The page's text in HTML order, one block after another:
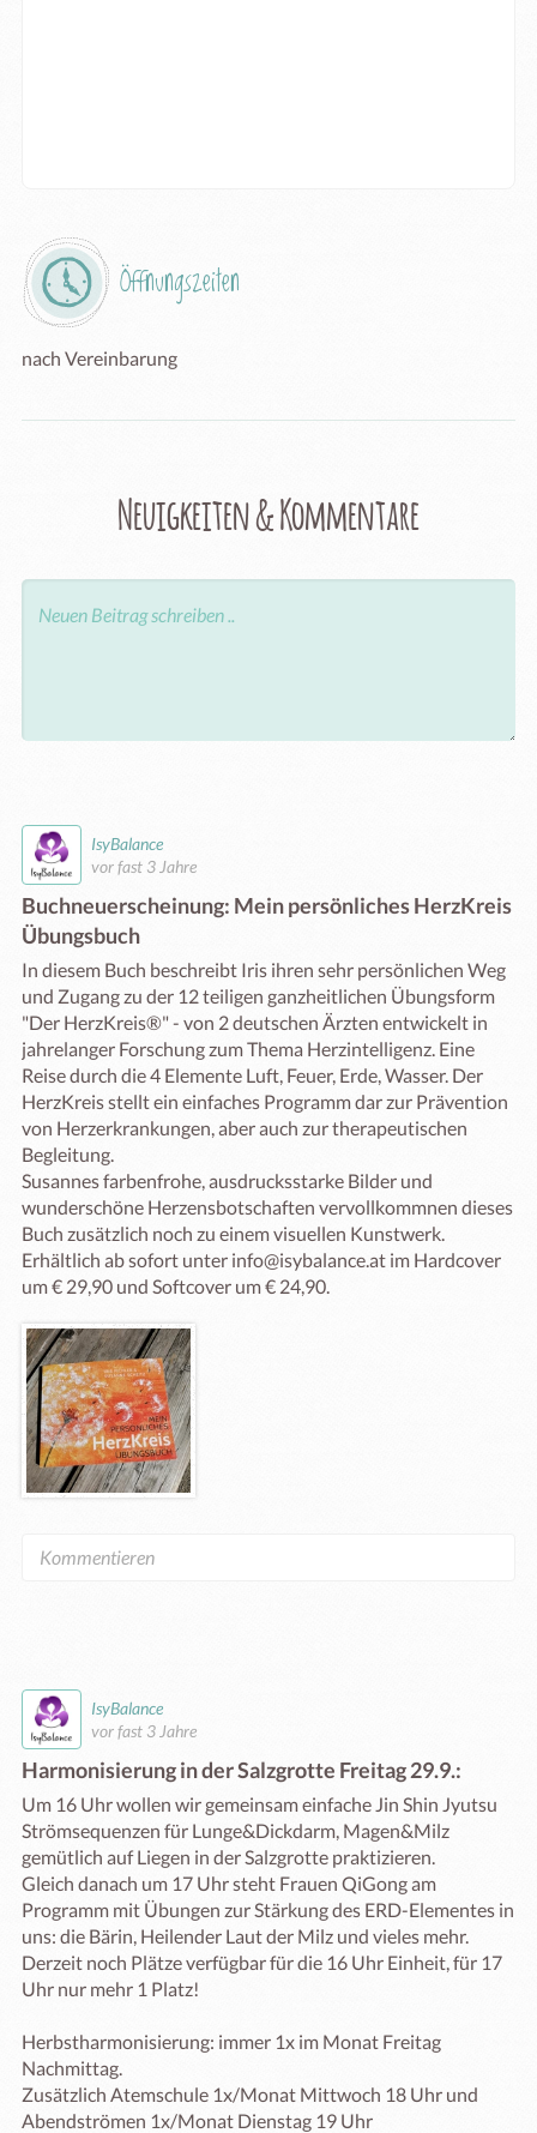
Öffnungszeiten
nach Vereinbarung
Neuigkeiten & Kommentare
IsyBalance
vor fast 3 Jahre
Buchneuerscheinung: Mein persönliches HerzKreis
Übungsbuch
In diesem Buch beschreibt Iris ihren sehr persönlichen Weg
und Zugang zu der 12 teiligen ganzheitlichen Übungsform
"Der HerzKreis®" - von 2 deutschen Ärzten entwickelt in
jahrelanger Forschung zum Thema Herzintelligenz. Eine
Reise durch die 4 Elemente Luft, Feuer, Erde, Wasser. Der
HerzKreis stellt ein einfaches Programm dar zur Prävention
von Herzerkrankungen, aber auch zur therapeutischen
Begleitung.
Susannes farbenfrohe, ausdrucksstarke Bilder und
wunderschöne Herzensbotschaften vervollkommnen dieses
Buch zusätzlich noch zu einem visuellen Kunstwerk.
Erhältlich ab sofort unter info@isybalance.at im Hardcover
um € 29,90 und Softcover um € 24,90.
IsyBalance
vor fast 3 Jahre
Harmonisierung in der Salzgrotte Freitag 29.9.:
Um 16 Uhr wollen wir gemeinsam einfache Jin Shin Jyutsu
Strömsequenzen für Lunge&Dickdarm, Magen&Milz
gemütlich auf Liegen in der Salzgrotte praktizieren.
Gleich danach um 17 Uhr steht Frauen QiGong am
Programm mit Übungen zur Stärkung des ERD-Elementes in
uns: die Bärin, Heilender Laut der Milz und vieles mehr.
Derzeit noch Plätze verfügbar für die 16 Uhr Einheit, für 17
Uhr nur mehr 1 Platz!
Herbstharmonisierung: immer 1x im Monat Freitag
Nachmittag.
Zusätzlich Atemschule 1x/Monat Mittwoch 18 Uhr und
Abendströmen 1x/Monat Dienstag 19 Uhr